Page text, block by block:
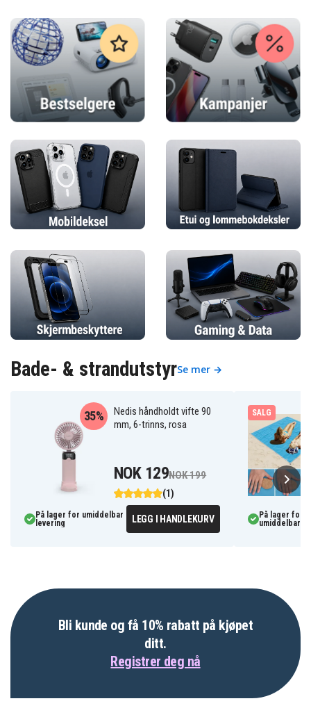
Bade- & strandutstyrSe mer →
Nedis håndholdt vifte 90
mm, 6-trinns, rosa
(1)
35%
NOK 129NOK 199
På lager for umiddelbar
levering
LEGG I HANDLEKURV
SALG
På lager for
umiddelbar
Bli kunde og få 10% rabatt på kjøpet
ditt.
Registrer deg nå